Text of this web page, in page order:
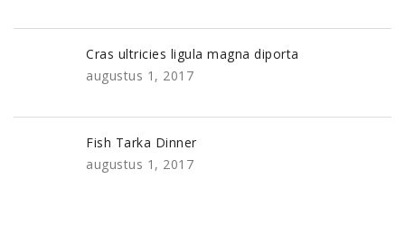
Cras ultricies ligula magna diporta
augustus 1, 2017
Fish Tarka Dinner
augustus 1, 2017